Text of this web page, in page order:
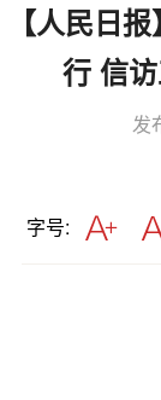
【人民日
行 信
发
字号: